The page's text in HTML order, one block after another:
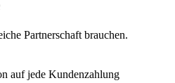
Partnerschaft brauchen.
auf jede Kundenzahlung